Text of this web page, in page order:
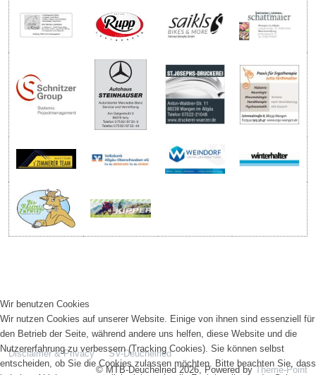
Disclaimer & Privacy
SV-Deuchelried
© MTB-Deuchelried 2026, Powered byTheme-Point
Wir benutzen Cookies
Wir nutzen Cookies auf unserer Website. Einige von ihnen sind essenziell für
den Betrieb der Seite, während andere uns helfen, diese Website und die
Nutzererfahrung zu verbessern (Tracking Cookies). Sie können selbst
entscheiden, ob Sie die Cookies zulassen möchten. Bitte beachten Sie, dass